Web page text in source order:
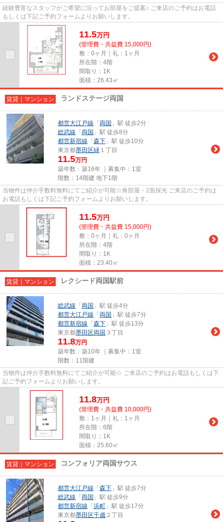
経験豊富なスタッフがご希望に沿ってお部屋をご提案♪ ご来店のご予約はお電話
もしくは下記ご予約フォームよりお願いします。
11.5万円
(管理費・共益費 15,000円)
敷：0ヶ月｜礼：1ヶ月
所在階：4階
間取り：1K
面積：26.43㎡
賃貸｜マンション ランドステージ両国
都営大江戸線 「 両国 」駅 徒歩2分
総武線 「 両国 」駅 徒歩8分
都営新宿線 「 森下 」駅 徒歩10分
東京都墨田区緑 １丁目
11.5万円
築年数：築16年 ｜募集中： 1室
階数：14階建 地下1階
当物件は仲介手数料無料にてご紹介が可能☆角部屋・2面採光 ご来店のご予約は
お電話もしくは下記ご予約フォームよりお願いします。
11.5万円
(管理費・共益費 15,000円)
敷：0ヶ月｜礼：0ヶ月
所在階：4階
間取り：1K
面積：23.40㎡
賃貸｜マンション レクシード両国駅前
総武線 「 両国 」駅 徒歩4分
都営大江戸線 「 両国 」駅 徒歩7分
都営新宿線 「 森下 」駅 徒歩13分
東京都墨田区両国 ３丁目
11.8万円
築年数：築10年 ｜募集中： 1室
階数：11階建
当物件は仲介手数料無料にてご紹介が可能☆ ご来店のご予約はお電話もしくは下
記ご予約フォームよりお願いします。
11.8万円
(管理費・共益費 10,000円)
敷：1ヶ月｜礼：1ヶ月
所在階：6階
間取り：1K
面積：25.60㎡
賃貸｜マンション コンフォリア両国サウス
都営大江戸線 「 森下 」駅 徒歩7分
総武線 「 両国 」駅 徒歩9分
都営新宿線 「 浜町 」駅 徒歩17分
東京都墨田区千歳 ２丁目